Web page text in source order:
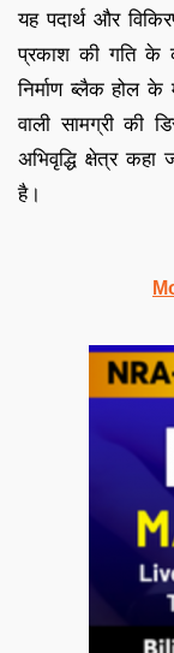
यह पदार्थ और
प्रकाश की गति के
निर्माण ब्लैक होल
वाली सामग्री की
अभिवृद्धि क्षेत्र
है।